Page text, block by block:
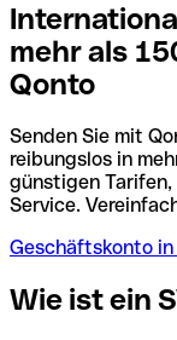
mehr als
Qonto
Senden Sie mit
reibungslos in
günstigen Tarifen,
Service.
Geschäftskonto
Wie ist ein